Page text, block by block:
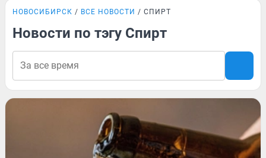
НОВОСИБИРСК ВСЕ НОВОСТИ СПИРТ
Новости по тэгу Спирт